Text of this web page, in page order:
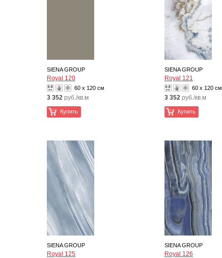
SIENA GROUP
Royal 120
60 x 120 см
3 352 руб./кв.м
Купить
SIENA GROUP
Royal 121
60 x 120 см
3 352 руб./кв.м
Купить
SIENA GROUP
Royal 125
SIENA GROUP
Royal 126